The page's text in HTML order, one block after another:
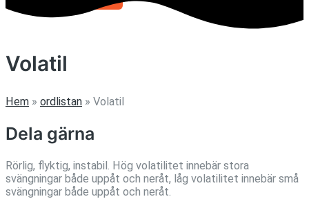
Volatil
Hem » ordlistan » Volatil
Dela gärna
Rörlig, flyktig, instabil. Hög volatilitet innebär stora
svängningar både uppåt och neråt, låg volatilitet innebär små
svängningar både uppåt och neråt.